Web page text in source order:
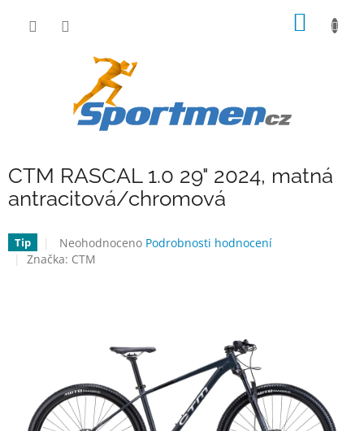
CTM RASCAL 1.0 29" 2024, matná
antracitová/chromová
Tip
Průměrné
hodnocení
hvězdiček.
Neohodnoceno Podrobnosti hodnocení
Značka: CTM